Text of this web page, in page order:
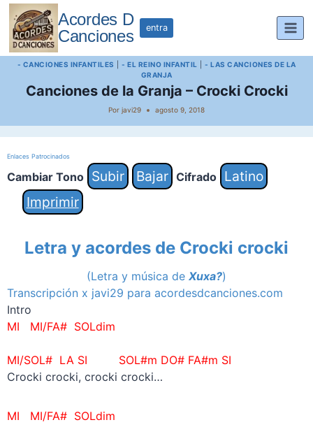
Saltar
contenido
Acordes D
Canciones
entra
- CANCIONES INFANTILES - EL REINO INFANTIL
- LAS CANCIONES DE LA
GRANJA
Canciones de la Granja – Crocki Crocki
Por javi29 agosto 9, 2018
Enlaces Patrocinados
Cambiar Tono Subir Bajar Cifrado
Latino
Imprimir
Letra y acordes de Crocki crocki
(Letra y música de Xuxa?)
Transcripción x javi29 para acordesdcanciones.com
Intro
MI MI/FA# SOLdim
MI/SOL#LA SI SOL#m DO# FA#m SI
Crocki crocki, crocki crocki…
MI MI/FA# SOLdim